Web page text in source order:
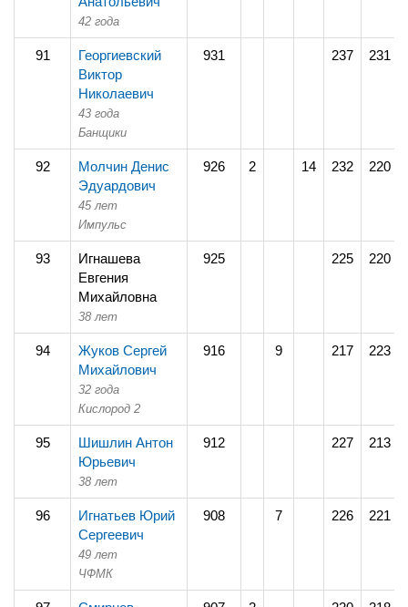
42 года
91
Георгиевский
Виктор
Николаевич
43 года
Банщики
931 237 231
92
Молчин Денис
Эдуардович
45 лет
Импульс
926 2 14 232 220
93
Игнашева
Евгения
Михайловна
38 лет
925 225 220
94
Жуков Сергей
Михайлович
32 года
Кислород 2
916 9 217 223
95
Шишлин Антон
Юрьевич
38 лет
912 227 213
96
Игнатьев Юрий
Сергеевич
49 лет
ЧФМК
908 7 226 221